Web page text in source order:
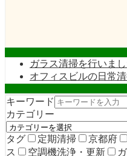
ガラス清掃を行いま
オフィスビルの日常
キーワード
カテゴリー
タグ 定期清掃 京都府
ス
空調機洗浄・更新